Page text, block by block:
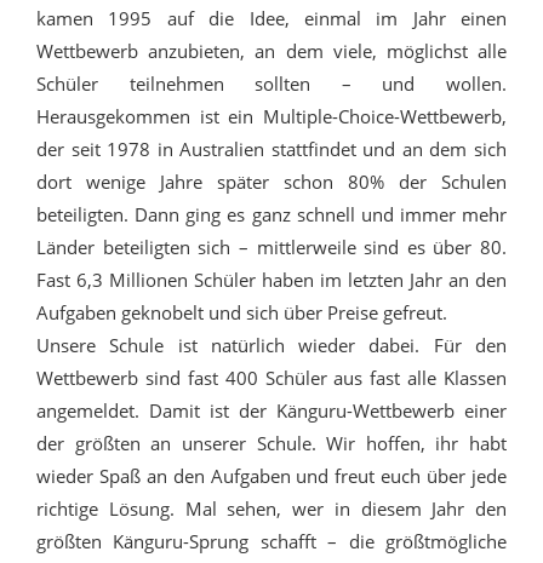
kamen 1995 auf die Idee, einmal im Jahr einen
Wettbewerb anzubieten, an dem viele, möglichst alle
Schüler teilnehmen sollten – und wollen.
Herausgekommen ist ein Multiple-Choice-Wettbewerb,
der seit 1978 in Australien stattfindet und an dem sich
dort wenige Jahre später schon 80% der Schulen
beteiligten. Dann ging es ganz schnell und immer mehr
Länder beteiligten sich – mittlerweile sind es über 80.
Fast 6,3 Millionen Schüler haben im letzten Jahr an den
Aufgaben geknobelt und sich über Preise gefreut.
Unsere Schule ist natürlich wieder dabei. Für den
Wettbewerb sind fast 400 Schüler aus fast alle Klassen
angemeldet. Damit ist der Känguru-Wettbewerb einer
der größten an unserer Schule. Wir hoffen, ihr habt
wieder Spaß an den Aufgaben und freut euch über jede
richtige Lösung. Mal sehen, wer in diesem Jahr den
größten Känguru-Sprung schafft – die größtmögliche